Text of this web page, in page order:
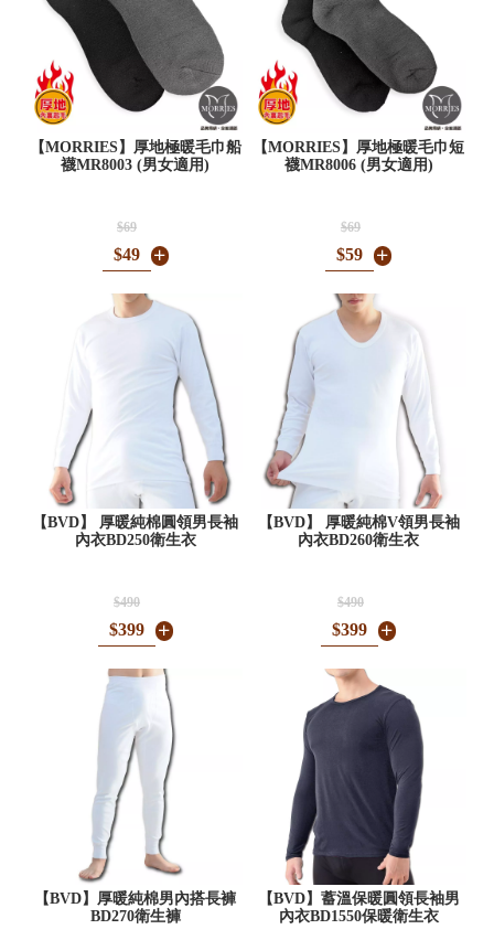
【MORRIES】厚地極暖毛巾船
襪MR8003 (男女適用)
$69
$49
【MORRIES】厚地極暖毛巾短
襪MR8006 (男女適用)
$69
$59
【BVD】 厚暖純棉圓領男長袖
內衣BD250衛生衣
$490
$399
【BVD】 厚暖純棉V領男長袖
內衣BD260衛生衣
$490
$399
【BVD】厚暖純棉男內搭長褲
BD270衛生褲
【BVD】蓄溫保暖圓領長袖男
內衣BD1550保暖衛生衣